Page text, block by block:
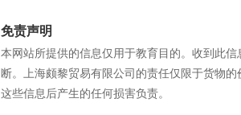
免责声明
本网站所提供的信息仅用于教育目的。收到此
断。上海颇黎贸易有限公司的责任仅限于货物
这些信息后产生的任何损害负责。